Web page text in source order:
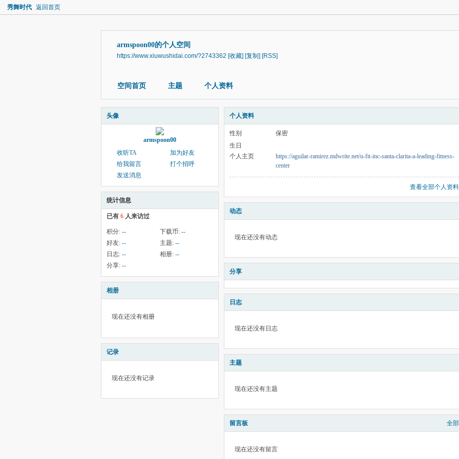
秀舞时代 返回首页
armspoon00的个人空间
https://www.xiuwushidai.com/?2743362 [收藏] [复制] [RSS]
空间首页 主题 个人资料
头像
armspoon00
收听TA
加为好友
给我留言
打个招呼
发送消息
统计信息
已有 6 人来访过
积分: -- 下载币: --
好友: -- 主题: --
日志: -- 相册: --
分享: --
相册
现在还没有相册
记录
现在还没有记录
个人资料
性别
保密
生日
个人主页
https://aguilar-ramirez.mdwrite.net/u-fit-inc-santa-clarita-a-leading-fitness-
center
查看全部个人资料
动态
现在还没有动态
分享
日志
现在还没有日志
主题
现在还没有主题
留言板 全部
现在还没有留言